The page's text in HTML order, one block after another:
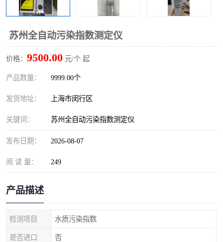
苏州全自动污染指数测定仪
价格： 9500.00 元/个 起
产品数量： 9999.00个
发货地址： 上海市闵行区
关键词： 苏州全自动污染指数测定仪
发布日期： 2026-08-07
阅 读 量： 249
产品描述
检测项目 水质污染指数
是否进口 否